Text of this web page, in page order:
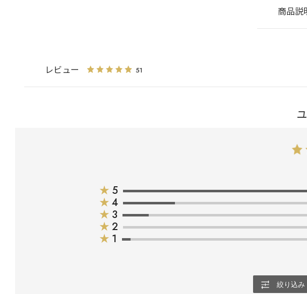
商品説
レビュー 51
★ 5
★ 4
★ 3
★ 2
★ 1
絞り込み